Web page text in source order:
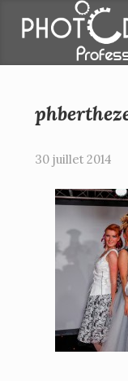
30 juillet 2014